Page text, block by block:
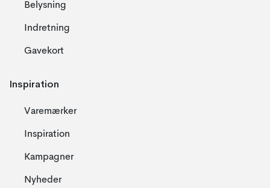
Belysning
Indretning
Gavekort
Inspiration
Varemærker
Inspiration
Kampagner
Nyheder